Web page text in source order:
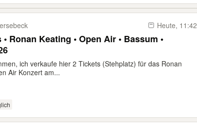
Heute, 11:42
Ronan Keating • Open Air • Bassum •
ich verkaufe hier 2 Tickets (Stehplatz) für das Ronan
Air Konzert am...